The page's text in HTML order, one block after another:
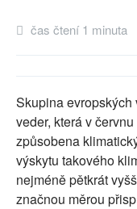
PŘÍSPĚVKY NA
RUBRIKY
PLNÁ VERZE
čas čtení 1 minuta
Skupina
veder, která v
způsobena
výskytu takového
nejméně pětkrát
značnou měrou